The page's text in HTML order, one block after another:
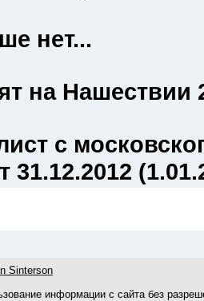
нет...
на Нашествии
c
Sinterson
информации с сайта без